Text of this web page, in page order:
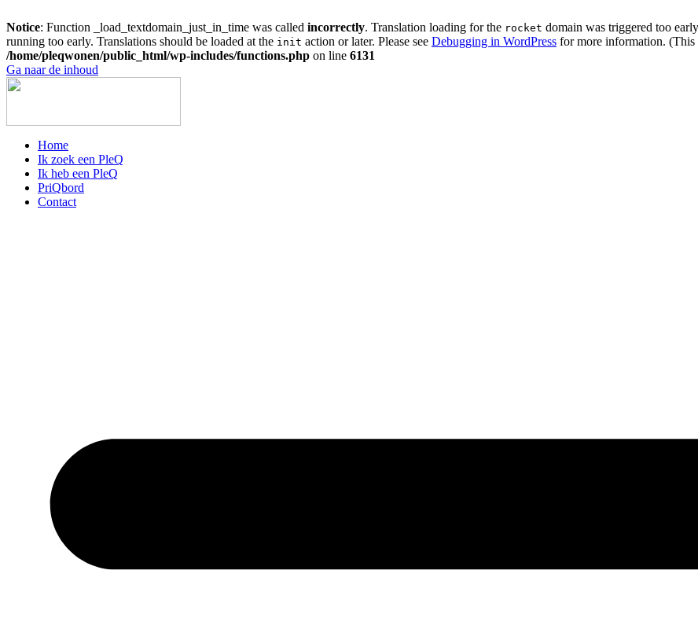
Notice: Function _load_textdomain_just_in_time was called incorrectly. Translation loading for the rocket domain was triggered too
running too early. Translations should be loaded at the init action or later. Please see Debugging in WordPress for more information. (This
/home/pleqwonen/public_html/wp-includes/functions.php on line 6131
Ga naar de inhoud
Home
Ik zoek een PleQ
Ik heb een PleQ
PriQbord
Contact